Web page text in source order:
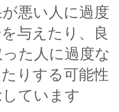
悪い人に過度
与えたり、良
た人に過度な
りする可能性
ています